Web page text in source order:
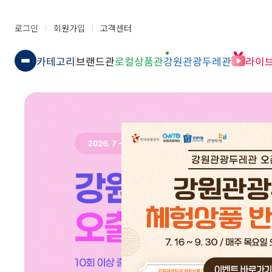
로그인 회원가입 고객센터
카테고리브랜드관로컬상품관강원관광두레관 라이